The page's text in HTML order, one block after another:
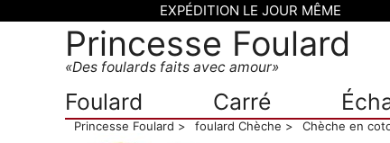
Princesse Foulard
Des foulards faits avec amour
Foulard Carré
Princesse Foulard foulard Chèche Chèche en
EXPÉDITION LE JOUR MÊME